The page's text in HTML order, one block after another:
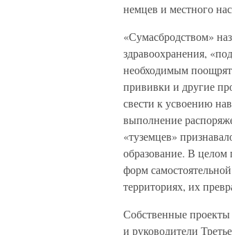
немцев и местного
«Сумасбродством»
здравоохранения,
необходимым
прививки и другие
свести к усвоению
выполнение
«туземцев»
образование. В
форм
территориях, их
Собственные проекты
и руководители